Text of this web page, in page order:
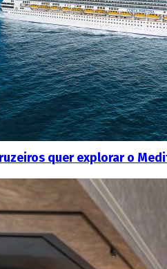
quer explorar o